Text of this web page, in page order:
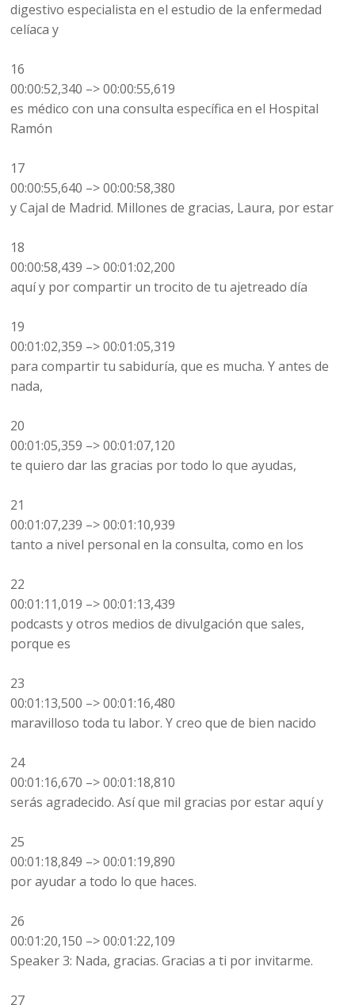
digestivo especialista en el estudio de la enfermedad
celíaca y
16
00:00:52,340 –> 00:00:55,619
es médico con una consulta específica en el Hospital
Ramón
17
00:00:55,640 –> 00:00:58,380
y Cajal de Madrid. Millones de gracias, Laura, por estar
18
00:00:58,439 –> 00:01:02,200
aquí y por compartir un trocito de tu ajetreado día
19
00:01:02,359 –> 00:01:05,319
para compartir tu sabiduría, que es mucha. Y antes de
nada,
20
00:01:05,359 –> 00:01:07,120
te quiero dar las gracias por todo lo que ayudas,
21
00:01:07,239 –> 00:01:10,939
tanto a nivel personal en la consulta, como en los
22
00:01:11,019 –> 00:01:13,439
podcasts y otros medios de divulgación que sales,
porque es
23
00:01:13,500 –> 00:01:16,480
maravilloso toda tu labor. Y creo que de bien nacido
24
00:01:16,670 –> 00:01:18,810
serás agradecido. Así que mil gracias por estar aquí y
25
00:01:18,849 –> 00:01:19,890
por ayudar a todo lo que haces.
26
00:01:20,150 –> 00:01:22,109
Speaker 3: Nada, gracias. Gracias a ti por invitarme.
27